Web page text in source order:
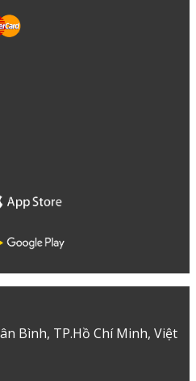
Bình, TP.Hồ Chí Minh, Việt